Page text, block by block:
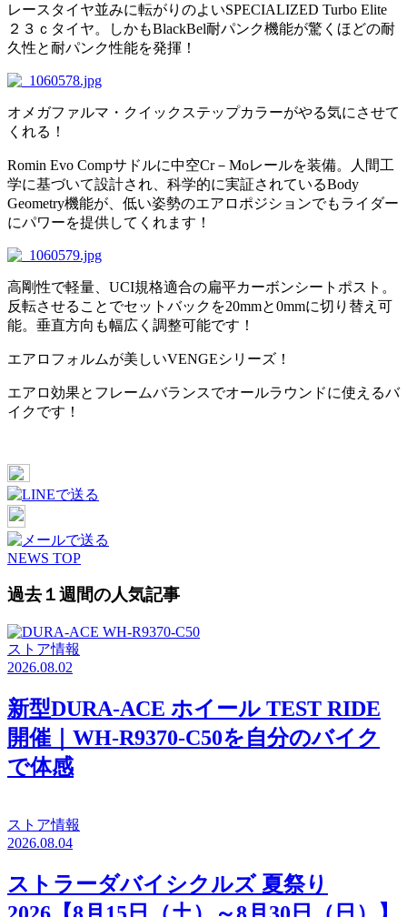
レースタイヤ並みに転がりのよいSPECIALIZED Turbo Elite
２３ｃタイヤ。しかもBlackBel耐パンク機能が驚くほどの耐
久性と耐パンク性能を発揮！
オメガファルマ・クイックステップカラーがやる気にさせて
くれる！
Romin Evo Compサドルに中空Cr－Moレールを装備。人間工
学に基づいて設計され、科学的に実証されているBody
Geometry機能が、低い姿勢のエアロポジションでもライダー
にパワーを提供してくれます！
高剛性で軽量、UCI規格適合の扁平カーボンシートポスト。
反転させることでセットバックを20mmと0mmに切り替え可
能。垂直方向も幅広く調整可能です！
エアロフォルムが美しいVENGEシリーズ！
エアロ効果とフレームバランスでオールラウンドに使えるバ
イクです！
NEWS TOP
過去１週間の人気記事
ストア情報
2026.08.02
新型DURA-ACE ホイール TEST RIDE
開催｜WH-R9370-C50を自分のバイク
で体感
ストア情報
2026.08.04
ストラーダバイシクルズ 夏祭り